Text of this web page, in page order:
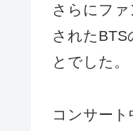
さらにフ
されたBTS
とでした。
コンサー